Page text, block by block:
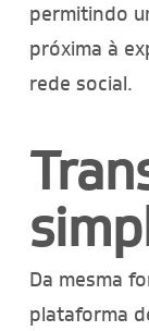
permitindo
próxima à
rede social.
Da mesma
plataforma